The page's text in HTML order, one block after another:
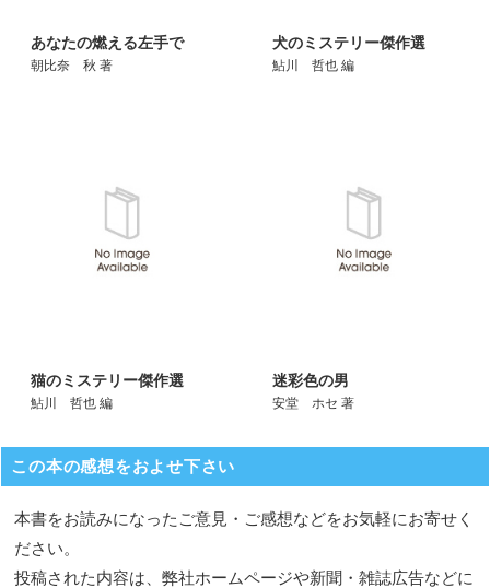
あなたの燃える左手で
朝比奈 秋 著
犬のミステリー傑作選
鮎川 哲也 編
猫のミステリー傑作選
鮎川 哲也 編
迷彩色の男
安堂 ホセ 著
この本の感想をおよせ下さい
本書をお読みになったご意見・ご感想などをお気軽にお寄せく
ださい。
投稿された内容は、弊社ホームページや新聞・雑誌広告などに